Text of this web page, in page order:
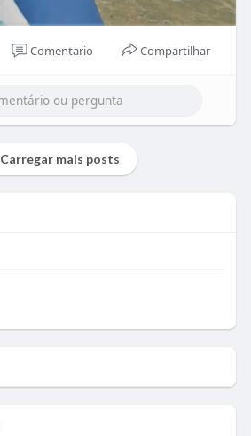
Comentario Compartilhar
Carregar mais posts